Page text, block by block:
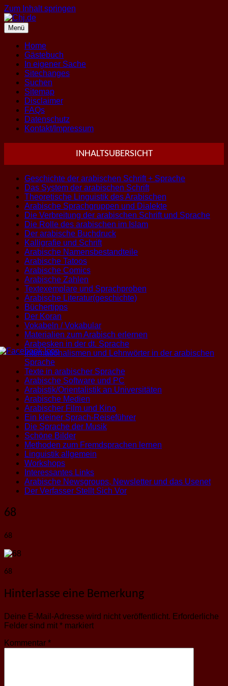
Zum Inhalt springen
Menü
Home
Gästebuch
In eigener Sache
Sitechanges
Suchen
Sitemap
Disclaimer
FAQs
Datenschutz
Kontakt/Impressum
INHALTSUBERSICHT
Geschichte der arabischen Schrift + Sprache
Das System der arabischen Schrift
Theoretische Linguistik des Arabischen
Arabische Sprachgruppen und Dialekte
Die Verbreitung der arabischen Schrift und Sprache
Die Rolle des arabischen im Islam
Der arabische Buchdruck
Kalligrafie und Schrift
Arabische Namensbestandteile
Arabische Tatoos
Arabische Comics
Arabische Zahlen
Textexemplare und Sprachproben
Arabische Literatur(geschichte)
Büchertipps
Der Koran
Vokabeln / Vokabular
Materialien zum Arabisch erlernen
Arabesken in der dt. Sprache
Internationalismen und Lehnwörter in der arabischen
Sprache
Texte in arabischer Sprache
Arabische Software und PC
Arabistik/Orientalistik an Universitäten
Arabische Medien
Arabischer Film und Kino
Ein kleiner Sprach-Reiseführer
Die Sprache der Musik
Schöne Bilder
Methoden zum Fremdsprachen lernen
Linguistik allgemein
Workshops
Interessantes Links
Arabische Newsgroups, Newsletter und das Usenet
Der Verfasser Stellt Sich Vor
68
68
68
Hinterlasse eine Bemerkung
Deine E-Mail-Adresse wird nicht veröffentlicht. Erforderliche
Felder sind mit * markiert
Kommentar *